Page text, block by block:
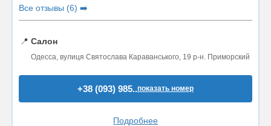
Все отзывы (6) ➡️
📍 Салон
Одесса, вулиця Святослава Караванського, 19 р-н. Приморский
+38 (093) 985..показать номер
Подробнее